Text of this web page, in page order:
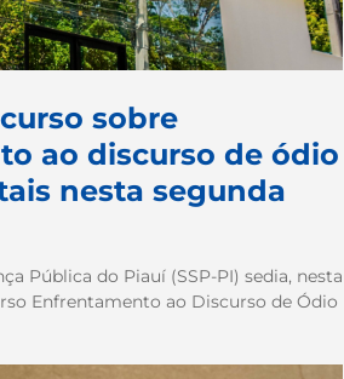
sobre
ao discurso de ódio
nesta segunda
Pública do Piauí (SSP-PI) sedia, nesta
Enfrentamento ao Discurso de Ódio